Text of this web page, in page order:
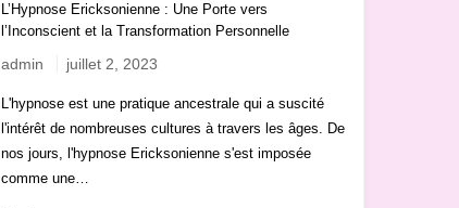
L’Hypnose Ericksonienne : Une Porte vers
l’Inconscient et la Transformation Personnelle
admin juillet 2, 2023
L'hypnose est une pratique ancestrale qui a suscité
l'intérêt de nombreuses cultures à travers les âges. De
nos jours, l'hypnose Ericksonienne s'est imposée
comme une…